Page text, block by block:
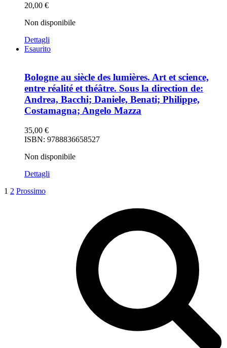
20,00 €
Non disponibile
Dettagli
Esaurito
Bologne au siècle des lumières. Art et science,
entre réalité et théâtre. Sous la direction de:
Andrea, Bacchi; Daniele, Benati; Philippe,
Costamagna; Angelo Mazza
35,00 €
ISBN: 9788836658527
Non disponibile
Dettagli
1 2 Prossimo